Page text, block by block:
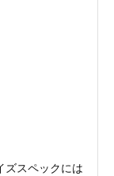
ズスペックには